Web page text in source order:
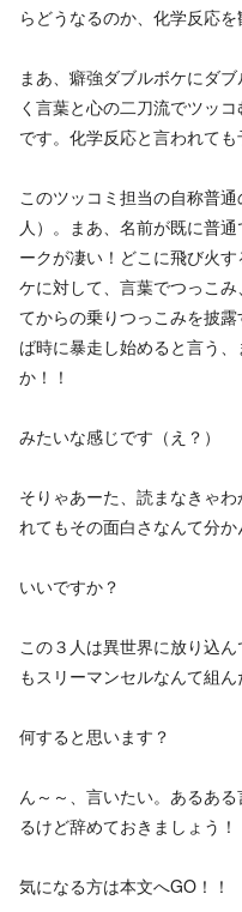
らどうなるのか、化学反応
まあ、癖強ダブルボケにダ
く言葉と心の二刀流でツッ
です。化学反応と言われても
このツッコミ担当の自称普
人）。まあ、名前が既に普
ークが凄い！どこに飛び火
ケに対して、言葉でつっこ
てからの乗りつっこみを披
ば時に暴走し始めると言う
か！！
みたいな感じです（え？）
そりゃあーた、読まなきゃ
れてもその面白さなんて分か
いいですか？
この３人は異世界に放り込
もスリーマンセルなんて組ん
何すると思います？
ん～～、言いたい。あるあ
るけど辞めておきましょう！
気になる方は本文へGO！！